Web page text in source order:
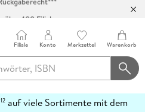
über 100 Filialen
Filiale Konto Merkzettel Warenkorb
12auf viele Sortimente mit dem